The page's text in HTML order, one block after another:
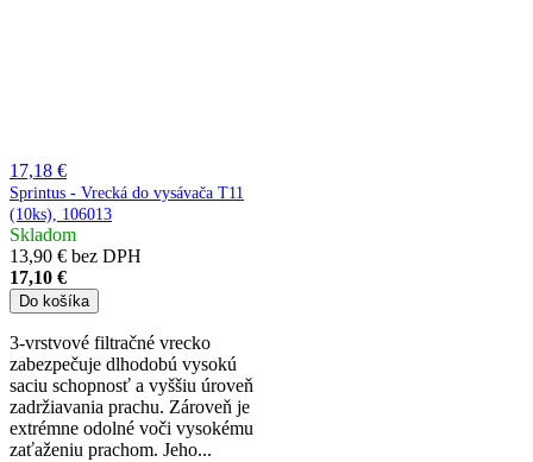
17,18 €
Sprintus - Vrecká do vysávača T11
(10ks), 106013
Skladom
13,90 € bez DPH
17,10 €
Do košíka
3-vrstvové filtračné vrecko
zabezpečuje dlhodobú vysokú
saciu schopnosť a vyššiu úroveň
zadržiavania prachu. Zároveň je
extrémne odolné voči vysokému
zaťaženiu prachom. Jeho...